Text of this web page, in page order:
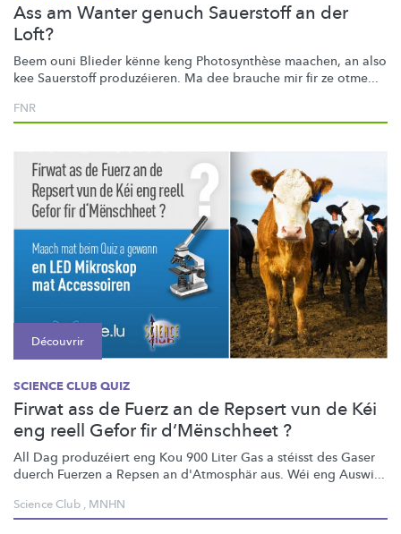
Ass am Wanter genuch Sauerstoff an der
Loft?
Beem ouni Blieder kënne keng Photosynthèse maachen, an also
kee Sauerstoff produzéieren. Ma dee brauche mir fir ze otme...
FNR
Découvrir
SCIENCE CLUB QUIZ
Firwat ass de Fuerz an de Repsert vun de Kéi
eng reell Gefor fir d‘Mënschheet ?
All Dag produzéiert eng Kou 900 Liter Gas a stéisst des Gaser
duerch Fuerzen a Repsen an d'Atmosphär aus. Wéi eng Auswi...
Science Club , MNHN